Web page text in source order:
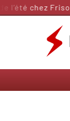
Passer
l’été chez